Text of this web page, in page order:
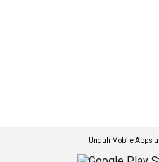
Unduh Mobile Apps